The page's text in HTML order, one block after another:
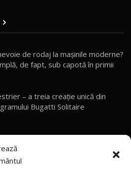
Monjaro 2025! Mai ieftin și mai
Drive AutoBlog.MD
- PRIMUL TEST DRIVE ÎN ROMÂNĂ!
CONDUCE?
impresii despre BYD Seal U DM-i,
7 și Seal 5 DM-i / Test Drive
de rodaj la mașinile moderne?
de fapt, sub capotă în primii
– a treia creație unică din
Bugatti Solitaire
prezintă tehnologia eBoost Air
decalajul turbo